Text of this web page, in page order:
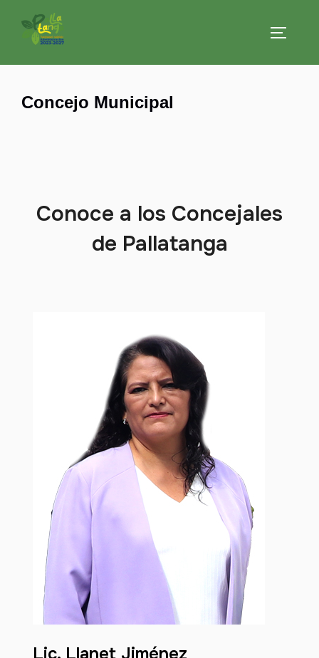
Concejo Municipal
Conoce a los Concejales
de Pallatanga
Lic. Llanet Jiménez